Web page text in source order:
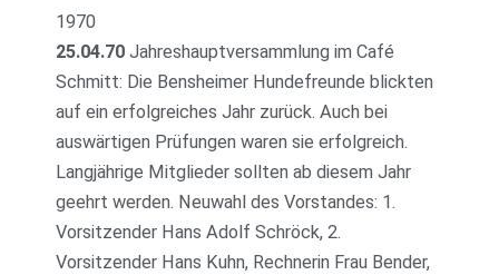
1970
25.04.70 Jahreshauptversammlung im Café
Schmitt: Die Bensheimer Hundefreunde blickten
auf ein erfolgreiches Jahr zurück. Auch bei
auswärtigen Prüfungen waren sie erfolgreich.
Langjährige Mitglieder sollten ab diesem Jahr
geehrt werden. Neuwahl des Vorstandes: 1.
Vorsitzender Hans Adolf Schröck, 2.
Vorsitzender Hans Kuhn, Rechnerin Frau Bender,